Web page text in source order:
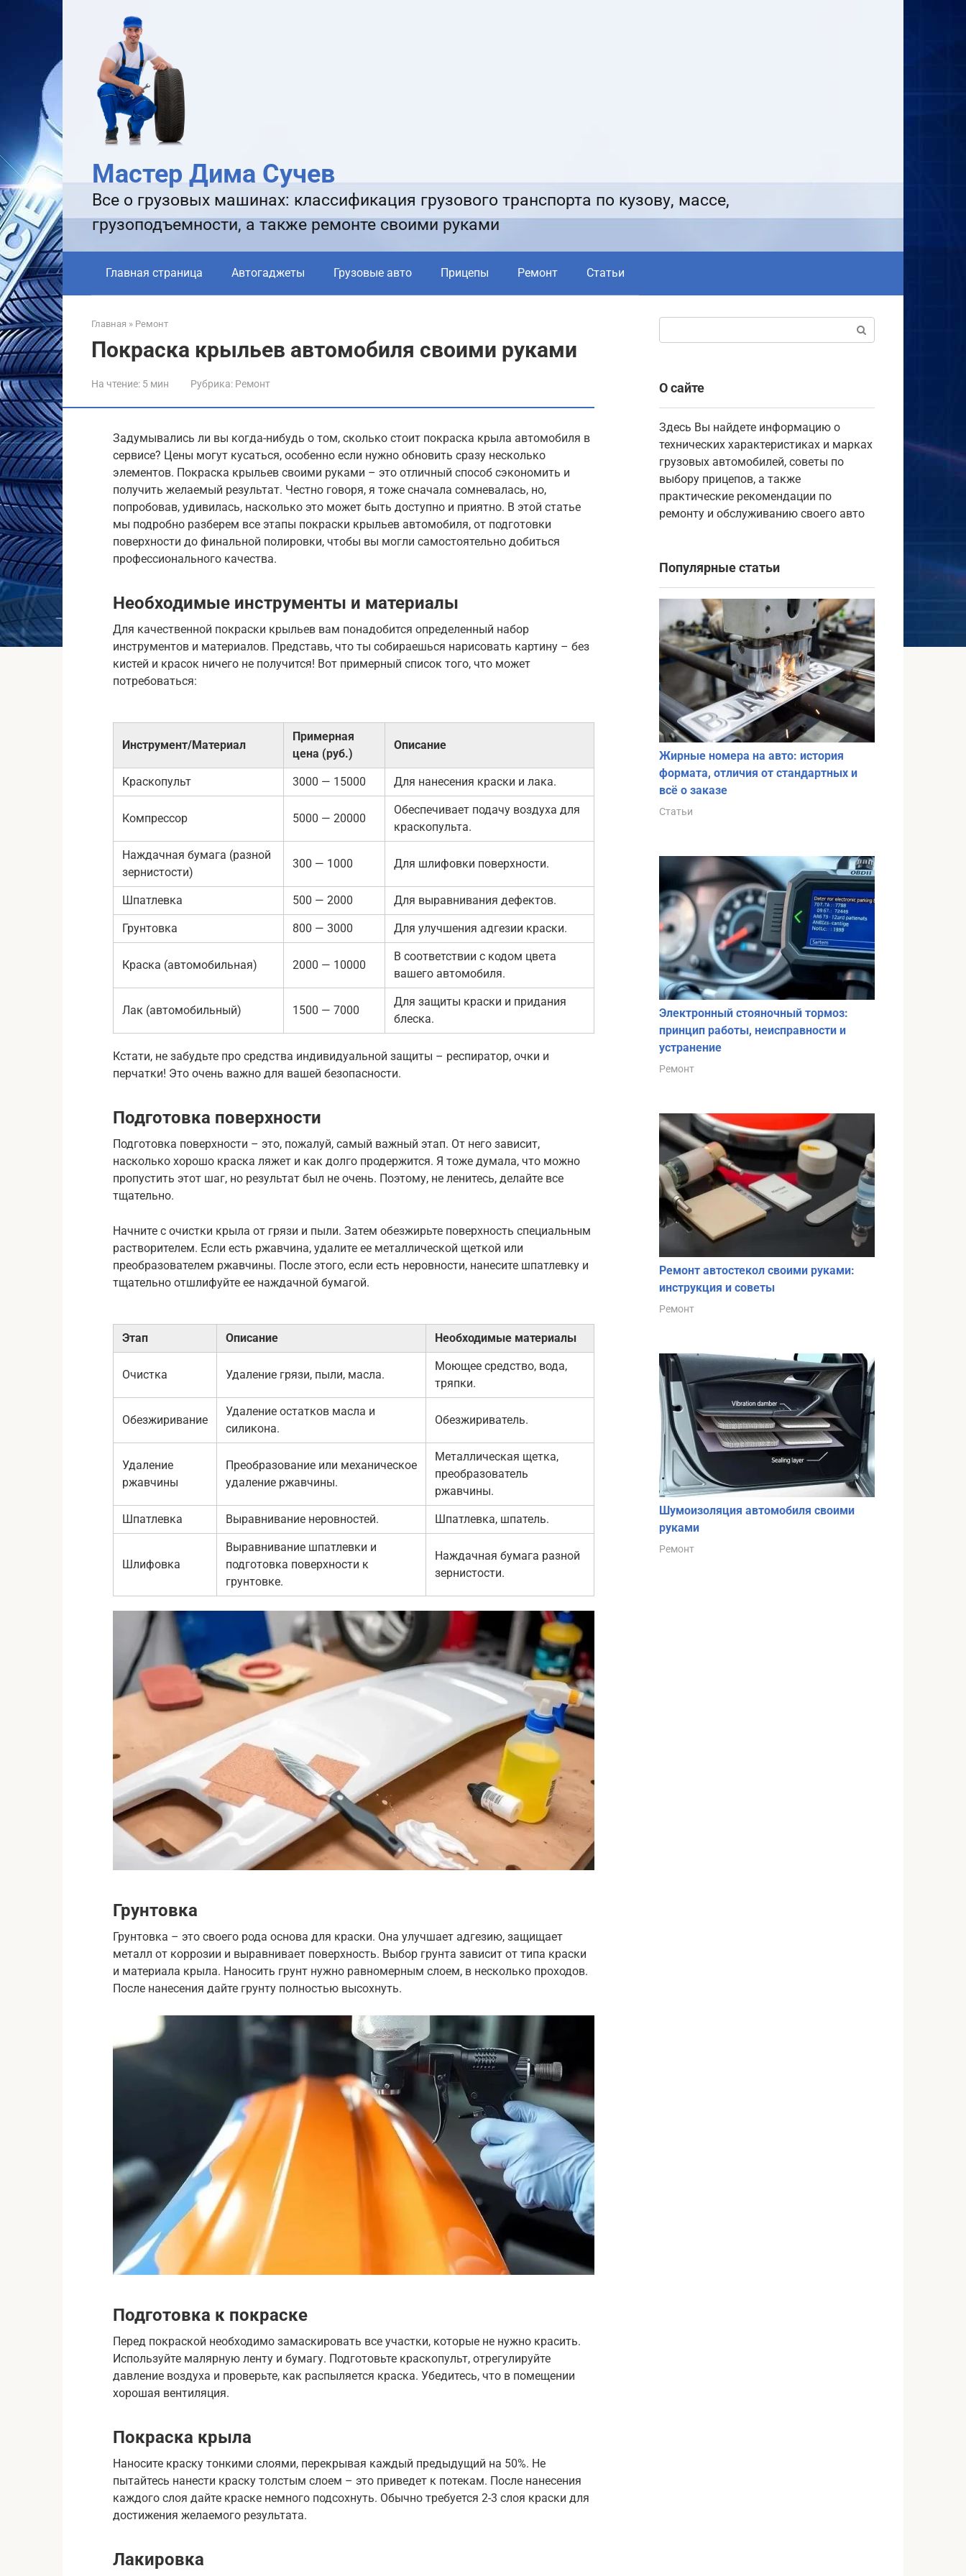
Мастер Дима Сучев
Все о грузовых машинах: классификация грузового транспорта по кузову, массе,
грузоподъемности, а также ремонте своими руками
Главная страница Автогаджеты Грузовые авто Прицепы Ремонт Статьи
Главная » Ремонт
Покраска крыльев автомобиля своими руками
На чтение: 5 мин Рубрика: Ремонт
Задумывались ли вы когда-нибудь о том, сколько стоит покраска крыла автомобиля в
сервисе? Цены могут кусаться, особенно если нужно обновить сразу несколько
элементов. Покраска крыльев своими руками – это отличный способ сэкономить и
получить желаемый результат. Честно говоря, я тоже сначала сомневалась, но,
попробовав, удивилась, насколько это может быть доступно и приятно. В этой статье
мы подробно разберем все этапы покраски крыльев автомобиля, от подготовки
поверхности до финальной полировки, чтобы вы могли самостоятельно добиться
профессионального качества.
Необходимые инструменты и материалы
Для качественной покраски крыльев вам понадобится определенный набор
инструментов и материалов. Представь, что ты собираешься нарисовать картину – без
кистей и красок ничего не получится! Вот примерный список того, что может
потребоваться:
Инструмент/Материал
Примерная
цена (руб.)
Описание
Краскопульт 3000 — 15000 Для нанесения краски и лака.
Компрессор 5000 — 20000
Обеспечивает подачу воздуха для
краскопульта.
Наждачная бумага (разной
зернистости)
300 — 1000 Для шлифовки поверхности.
Шпатлевка 500 — 2000 Для выравнивания дефектов.
Грунтовка 800 — 3000 Для улучшения адгезии краски.
Краска (автомобильная) 2000 — 10000
В соответствии с кодом цвета
вашего автомобиля.
Лак (автомобильный) 1500 — 7000
Для защиты краски и придания
блеска.
Кстати, не забудьте про средства индивидуальной защиты – респиратор, очки и
перчатки! Это очень важно для вашей безопасности.
Подготовка поверхности
Подготовка поверхности – это, пожалуй, самый важный этап. От него зависит,
насколько хорошо краска ляжет и как долго продержится. Я тоже думала, что можно
пропустить этот шаг, но результат был не очень. Поэтому, не ленитесь, делайте все
тщательно.
Начните с очистки крыла от грязи и пыли. Затем обезжирьте поверхность специальным
растворителем. Если есть ржавчина, удалите ее металлической щеткой или
преобразователем ржавчины. После этого, если есть неровности, нанесите шпатлевку и
тщательно отшлифуйте ее наждачной бумагой.
Этап Описание Необходимые материалы
Очистка Удаление грязи, пыли, масла.
Моющее средство, вода,
тряпки.
Обезжиривание
Удаление остатков масла и
силикона.
Обезжириватель.
Удаление
ржавчины
Преобразование или механическое
удаление ржавчины.
Металлическая щетка,
преобразователь
ржавчины.
Шпатлевка Выравнивание неровностей. Шпатлевка, шпатель.
Шлифовка
Выравнивание шпатлевки и
подготовка поверхности к
грунтовке.
Наждачная бумага разной
зернистости.
Грунтовка
Грунтовка – это своего рода основа для краски. Она улучшает адгезию, защищает
металл от коррозии и выравнивает поверхность. Выбор грунта зависит от типа краски
и материала крыла. Наносить грунт нужно равномерным слоем, в несколько проходов.
После нанесения дайте грунту полностью высохнуть.
Подготовка к покраске
Перед покраской необходимо замаскировать все участки, которые не нужно красить.
Используйте малярную ленту и бумагу. Подготовьте краскопульт, отрегулируйте
давление воздуха и проверьте, как распыляется краска. Убедитесь, что в помещении
хорошая вентиляция.
Покраска крыла
Наносите краску тонкими слоями, перекрывая каждый предыдущий на 50%. Не
пытайтесь нанести краску толстым слоем – это приведет к потекам. После нанесения
каждого слоя дайте краске немного подсохнуть. Обычно требуется 2-3 слоя краски для
достижения желаемого результата.
Лакировка
О сайте
Здесь Вы найдете информацию о
технических характеристиках и марках
грузовых автомобилей, советы по
выбору прицепов, а также
практические рекомендации по
ремонту и обслуживанию своего авто
Популярные статьи
Жирные номера на авто: история
формата, отличия от стандартных и
всё о заказе
Статьи
Электронный стояночный тормоз:
принцип работы, неисправности и
устранение
Ремонт
Ремонт автостекол своими руками:
инструкция и советы
Ремонт
Шумоизоляция автомобиля своими
руками
Ремонт